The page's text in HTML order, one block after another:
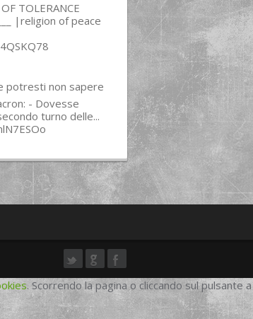
TOLERANCE
|religion of peace
potresti non sapere
- Dovesse
turno delle...
. Scorrendo la pagina o cliccando sul pulsante a